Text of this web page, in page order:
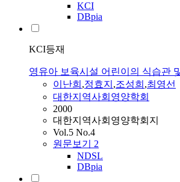
KCI
DBpia
KCI등재
영유아 보육시설 어린이의 식습관
이난희 ,정효지 ,조성희 ,최영선
대한지역사회영양학회
2000
대한지역사회영양학회지
Vol.5 No.4
원문보기 2
NDSL
DBpia